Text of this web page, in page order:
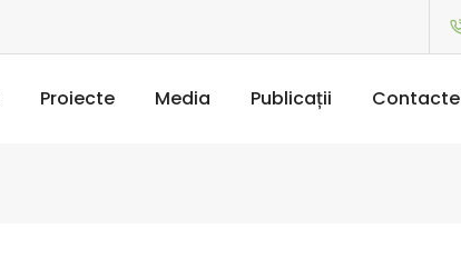
Proiecte Media Publicații Contacte